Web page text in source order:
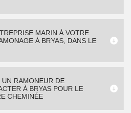
MARIN À VOTRE
À BRYAS, DANS LE
RAMONEUR DE
À BRYAS POUR LE
CHEMINÉE